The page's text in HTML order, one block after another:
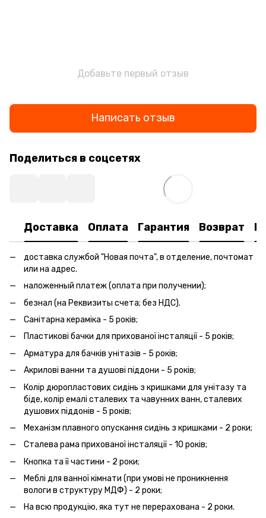
Добавьте первый отзыв
Написать отзыв
Поделиться в соцсетях
Доставка Оплата Гарантия Возврат
доставка службой "Новая почта", в отделение, почтомат
или на адрес.
наложенный платеж (оплата при получении);
безнал (на Реквизиты счета; без НДС).
Санітарна кераміка - 5 років;
Пластикові бачки для прихованої інсталяції - 5 років;
Арматура для бачків унітазів - 5 років;
Акрилові ванни та душові піддони - 5 років;
Колір дюропластових сидінь з кришками для унітазу та
біде, колір емалі сталевих та чавунних ванн, сталевих
душових піддонів - 5 років;
Механізм плавного опускання сидінь з кришками - 2 роки;
Сталева рама прихованої інсталяції - 10 років;
Кнопка та її частини - 2 роки;
Меблі для ванної кімнати (при умові не проникнення
вологи в структуру МДФ) - 2 роки;
На всю продукцію, яка тут не перерахована - 2 роки.